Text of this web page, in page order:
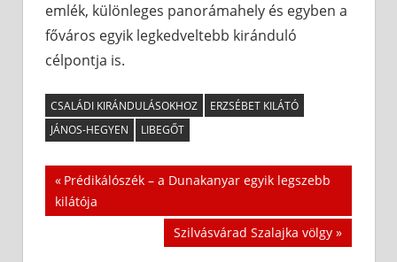
emlék, különleges panorámahely és egyben a
főváros egyik legkedveltebb kiránduló
célpontja is.
CSALÁDI KIRÁNDULÁSOKHOZ
ERZSÉBET KILÁTÓ
JÁNOS-HEGYEN
LIBEGŐT
Bejegyzés
navigáció
Previous
Post:
Prédikálószék – a Dunakanyar egyik legszebb
kilátója
Next
Post:
Szilvásvárad Szalajka völgy